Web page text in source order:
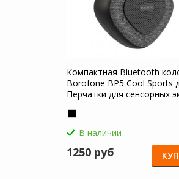
Компактная Bluetooth
Borofone BP5 Cool Sports
Перчатки для сенсорных
В наличии
1250 руб